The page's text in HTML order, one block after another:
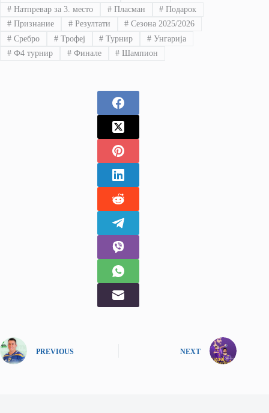
#Натпревар за 3. место #Пласман # Подарок
#Признание #Резултати # Сезона 2025/2026
#Сребро #Трофеј # Турнир # Унгарија
#Ф4 турнир #Финале # Шампион
PREVIOUS NEXT